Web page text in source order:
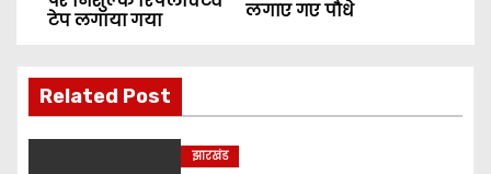
o
t
लगाए गए पौधे
टेप लगाया गया
Related Post
झारखंड